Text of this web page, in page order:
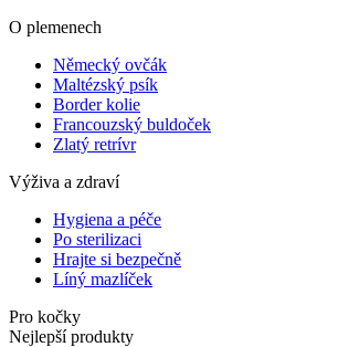
O plemenech
Německý ovčák
Maltézský psík
Border kolie
Francouzský buldoček
Zlatý retrívr
Výživa a zdraví
Hygiena a péče
Po sterilizaci
Hrajte si bezpečně
Líný mazlíček
Pro kočky
Nejlepší produkty